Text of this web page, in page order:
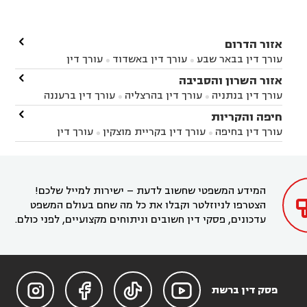
אזור הדרום
עורך דין בבאר שבע  עורך דין באשדוד 
עורך דין
באשקלון
עורך דין בבאר טוביה עורך דין בגן יבנה
עורך דין בניר הבנים עורך דין בערד
זיקים
עורך דין בנתיבות עורך דין בקרית מלאכי

אזור השרון והסביבה
עורך דין בנתניה  עורך דין בהרצליה  עורך דין ברעננה
עורך דין בחדרה עורך דין בכפר סבא
עורך דין בהוד
השרון
עורך דין באבן יהודה
עורך דין בחריש עורך דין בקיסריה עורך דין בקדימה

חיפה והקריות
עורך דין בחיפה  עורך דין בקריית מוצקין 
עורך דין
בקרית מוצקין
עורך דין בקריית אתא
עורך דין

המידע המשפטי שחשוב לדעת – ישירות למייל שלכם!
הצטרפו לניוזלטר וקבלו את כל מה שחם בעולם המשפט
עדכונים, פסקי דין חשובים וניתוחים מקצועיים, לפני כולם.
פסק דין ברשת 


